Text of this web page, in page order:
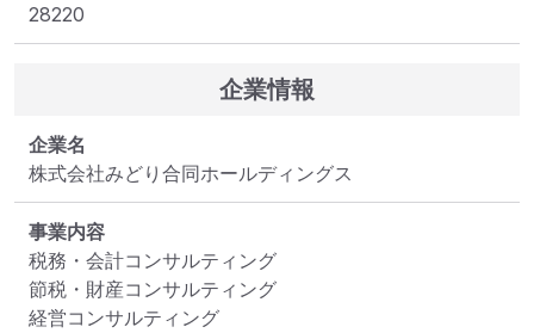
28220
企業情報
企業名
株式会社みどり合同ホールディングス
事業内容
税務・会計コンサルティング
節税・財産コンサルティング
経営コンサルティング